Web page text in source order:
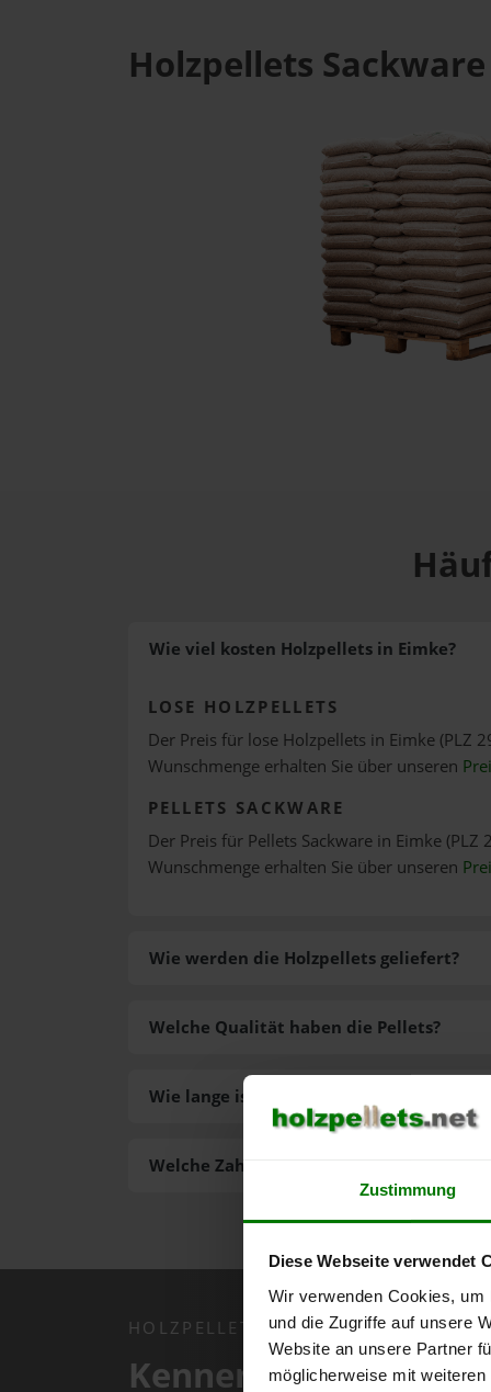
Zustimmung
Diese Webseite verwendet
Wir verwenden Cookies,
und die Zugriffe auf unsere
Website an unsere Partner
möglicherweise mit
Holzpellets
Wie viel kosten Holzpellets in Eimke?
LOSE HOLZPELLETS
Der Preis für lose Holzpellets in Eimke (PLZ
Wunschmenge erhalten Sie über unseren
PELLETS SACKWARE
Der Preis für Pellets Sackware in Eimke
Wunschmenge erhalten Sie über unseren
Wie werden die Holzpellets geliefert?
Welche Zahlungsarten gibt es?
Welche Qualität haben die Pellets?
Wie lange ist die Lieferzeit der Pellets?
HOLZPELLETS.NET APP
Kennen Sie schon